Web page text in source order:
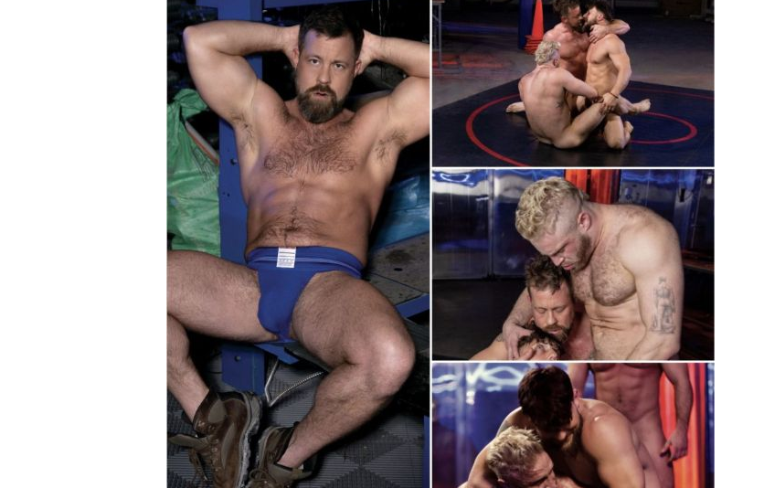
Affamé de sexe, le bien membré Mateo Tomas se donne pour objectif de dominer le cul lourd de
Beau Butler !
- Photos : Aggro! / Raging Stallion Studios